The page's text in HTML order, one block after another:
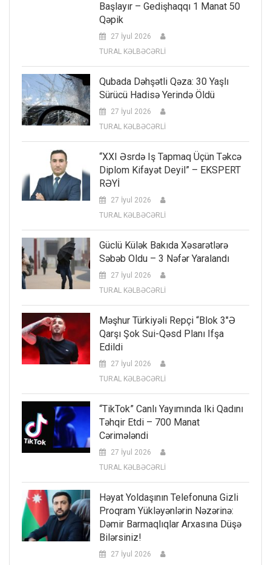
Başlayır – Gedişhaqqı 1 Manat 50
Qəpik
27 İyul 2026
TURAL KƏLBƏCƏRLİ
Qubada Dəhşətli Qəza: 30 Yaşlı
Sürücü Hadisə Yerində Öldü
27 İyul 2026
TURAL KƏLBƏCƏRLİ
“XXI Əsrdə Iş Tapmaq Üçün Təkcə
Diplom Kifayət Deyil” – EKSPERT
RƏYİ
27 İyul 2026
TURAL KƏLBƏCƏRLİ
Güclü Külək Bakıda Xəsarətlərə
Səbəb Oldu – 3 Nəfər Yaralandı
27 İyul 2026
TURAL KƏLBƏCƏRLİ
Məşhur Türkiyəli Repçi “Blok 3″ə
Qarşı Şok Sui-Qəsd Planı Ifşa
Edildi
27 İyul 2026
TURAL KƏLBƏCƏRLİ
“TikTok” Canlı Yayımında Iki Qadını
Təhqir Etdi – 700 Manat
Cərimələndi
27 İyul 2026
TURAL KƏLBƏCƏRLİ
Həyat Yoldaşının Telefonuna Gizli
Proqram Yükləyənlərin Nəzərinə:
Dəmir Barmaqlıqlar Arxasına Düşə
Bilərsiniz!
27 İyul 2026